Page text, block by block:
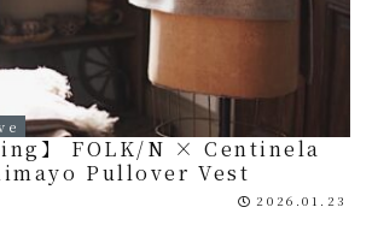
】 FOLK/N × Centinela
Pullover Vest
2026.01.23